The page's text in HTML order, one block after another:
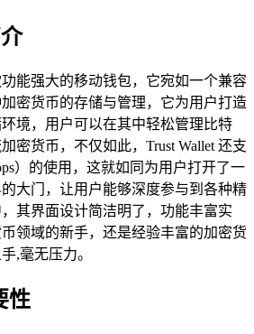
功能强大的移动钱包，它宛如一个兼容
密货币的存储与管理，它为用户打造
境，用户可以在其中轻松管理比特
密货币，不仅如此，Trust Wallet 还支
）的使用，这就如同为用户打开了一
大门，让用户能够深度参与到各种精
其界面设计简洁明了，功能丰富实
领域的新手，还是经验丰富的加密货
,毫无压力。
性